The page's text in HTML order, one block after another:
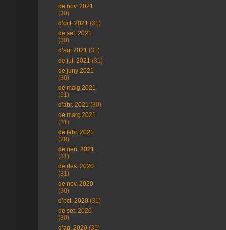
de nov. 2021
(30)
d’oct. 2021 (31)
de set. 2021
(30)
d’ag. 2021 (31)
de jul. 2021 (31)
de juny 2021
(30)
de maig 2021
(31)
d’abr. 2021 (30)
de març 2021
(31)
de febr. 2021
(28)
de gen. 2021
(31)
de des. 2020
(31)
de nov. 2020
(30)
d’oct. 2020 (31)
de set. 2020
(30)
d’ag. 2020 (31)